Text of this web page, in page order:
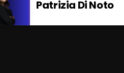
Patrizia Di Noto